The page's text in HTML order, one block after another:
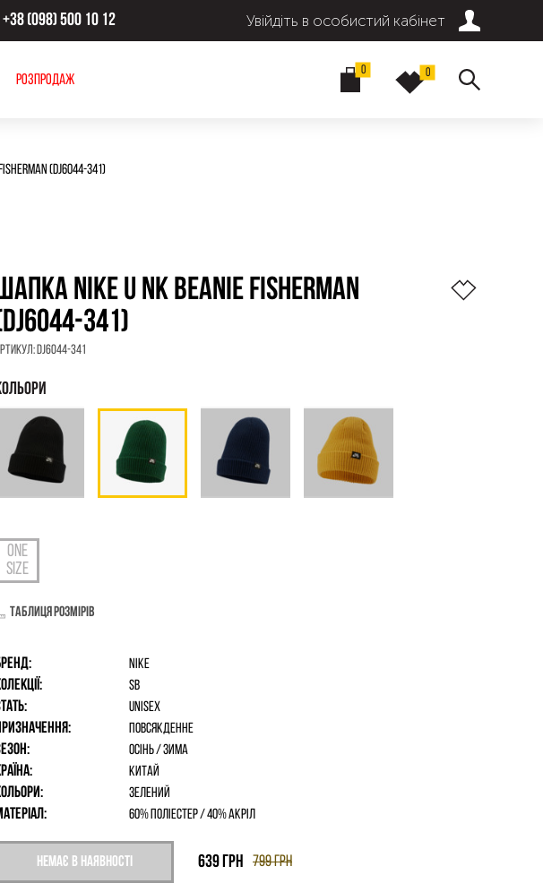
+38 (098) 500 10 12 Увійдіть в особистий кабінет
Розпродаж
0 0
(DJ6044-341)
NIKE U NK BEANIE FISHERMAN
341)
DJ6044-341
Таблиця розмірів
Nike
SB
unisex
Повсякденне
Осінь / Зима
Китай
Зелений
60% поліестер / 40% акріл
Немає в наявності 799грн
639 грн